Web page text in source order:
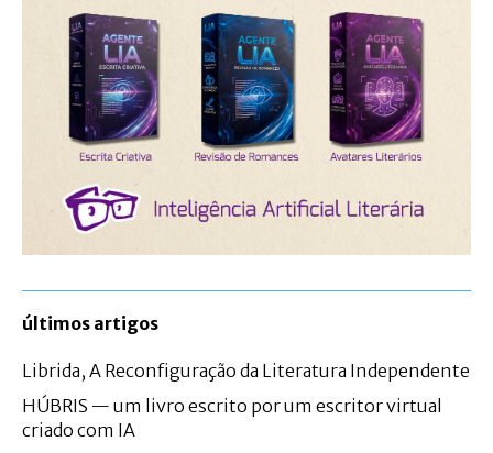
últimos artigos
Librida, A Reconfiguração da Literatura Independente
HÚBRIS — um livro escrito por um escritor virtual
criado com IA